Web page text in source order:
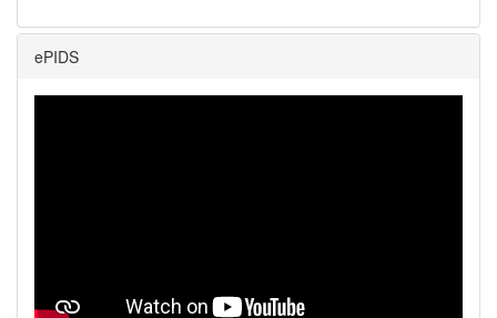
ePIDS